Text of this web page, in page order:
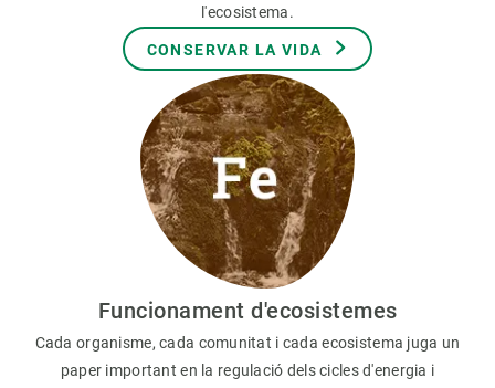
l'ecosistema.
CONSERVAR LA VIDA
Funcionament d'ecosistemes
Cada organisme, cada comunitat i cada ecosistema juga un
paper important en la regulació dels cicles d'energia i